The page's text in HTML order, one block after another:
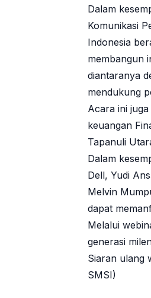
Dalam
Komunikasi
Indonesia
membangun
diantaranya
mendukung
Acara ini
keuangan
Tapanuli
Dalam
Dell, Yudi
Melvin
dapat
Melalui
generasi
Siaran ulang
SMSI)